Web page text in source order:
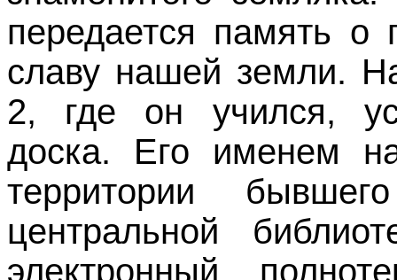
передается память о
славу нашей земли.
2, где он учился,
доска. Его именем
территории
центральной
электронный